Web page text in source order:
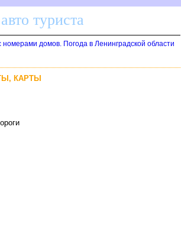
туриста
домов. Погода в Ленинградской области
КАРТЫ